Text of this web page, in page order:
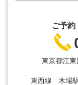
ご予約
東京都江
東西線 木場